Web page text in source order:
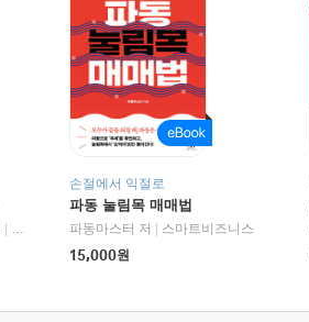
알에이치코리아(RHK)
손절에서 익절로
파동 눌림목 매매법
파동마스터 저
스마트비즈니스
15,000원